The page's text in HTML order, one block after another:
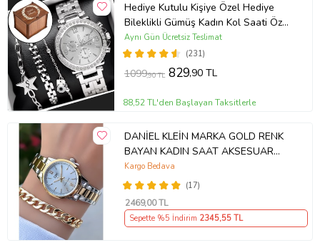
Hediye Kutulu Kişiye Özel Hediye
Bileklikli Gümüş Kadın Kol Saati Özel
Kutusunda (Gümüş)
(231)
Aynı Gün Ücretsiz Teslimat
1099,90 TL 829,90 TL
88,52 TL'den Başlayan Taksitlerle
DANİEL KLEİN MARKA GOLD RENK
BAYAN KADIN SAAT AKSESUAR
BİLEKLİK HEDİYELİ
(17)
Kargo Bedava
2469,00 TL
Sepette %5 İndirim 2345,55 TL